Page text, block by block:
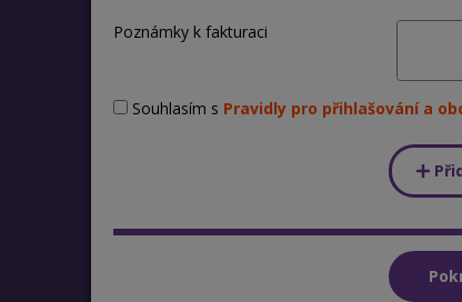
Poznámky k fakturaci
Souhlasím s Pravidly pro přihlašování a